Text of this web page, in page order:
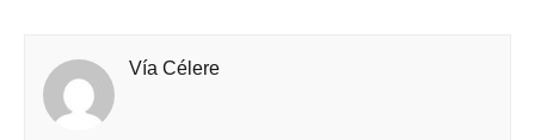
Vía Célere